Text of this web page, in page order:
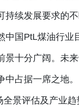
持续发展要求的
国PtL煤油行业
十分广阔。未
占据一席之地。
景评估及产业